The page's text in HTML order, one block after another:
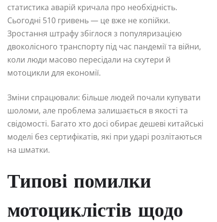
статистика аварій кричала про необхідність.
Сьогодні 510 гривень — це вже не копійки.
Зростання штрафу збіглося з популяризацією
двоколісного транспорту під час пандемії та війни,
коли люди масово пересідали на скутери й
мотоцикли для економії.
Зміни спрацювали: більше людей почали купувати
шоломи, але проблема залишається в якості та
свідомості. Багато хто досі обирає дешеві китайські
моделі без сертифікатів, які при ударі розлітаються
на шматки.
Типові помилки
мотоциклістів щодо